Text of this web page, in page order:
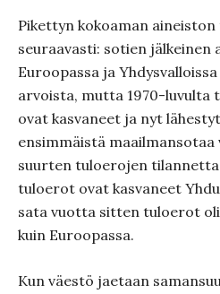
Pikettyn kokoaman
seuraavasti: sotien jälkeinen
Euroopassa ja
arvoista, mutta 1970-luvulta
ovat kasvaneet ja nyt
ensimmäistä maailmansotaa
suurten tuloerojen
tuloerot ovat kasvaneet
sata vuotta sitten tuloerot
kuin Euroopassa.
Kun väestö jaetaan